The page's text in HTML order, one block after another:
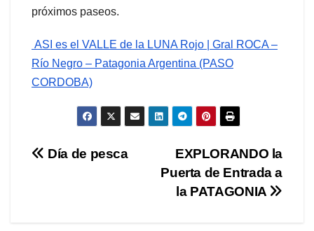
próximos paseos.
ASI es el VALLE de la LUNA Rojo | Gral ROCA –
Río Negro – Patagonia Argentina (PASO
CORDOBA)
Navegación
EXPLORANDO la
Puerta de Entrada a
la PATAGONIA
Día de pesca